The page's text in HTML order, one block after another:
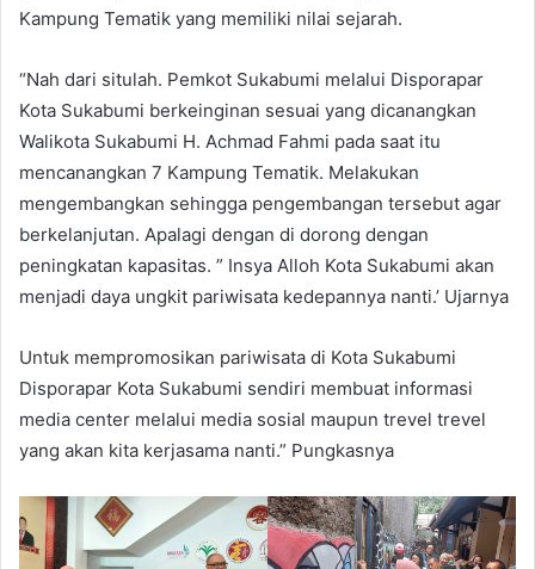
Kampung Tematik yang memiliki nilai sejarah.
“Nah dari situlah. Pemkot Sukabumi melalui Disporapar
Kota Sukabumi berkeinginan sesuai yang dicanangkan
Walikota Sukabumi H. Achmad Fahmi pada saat itu
mencanangkan 7 Kampung Tematik. Melakukan
mengembangkan sehingga pengembangan tersebut agar
berkelanjutan. Apalagi dengan di dorong dengan
peningkatan kapasitas. ” Insya Alloh Kota Sukabumi akan
menjadi daya ungkit pariwisata kedepannya nanti.’ Ujarnya
Untuk mempromosikan pariwisata di Kota Sukabumi
Disporapar Kota Sukabumi sendiri membuat informasi
media center melalui media sosial maupun trevel trevel
yang akan kita kerjasama nanti.” Pungkasnya